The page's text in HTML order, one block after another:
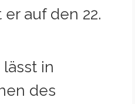
er auf den 22.
lässt in
des